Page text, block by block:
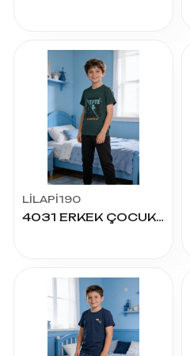
LİLAPİ190
4031 ERKEK ÇOCUK SÜPREM K.KOL PİJAMA TAKIM